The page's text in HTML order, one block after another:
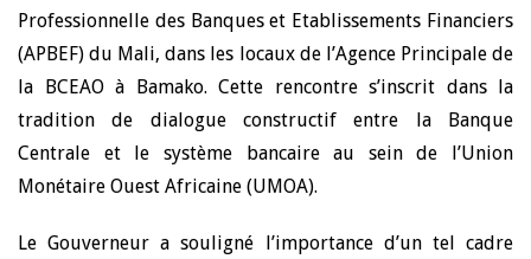
Professionnelle des Banques et Etablissements Financiers
(APBEF) du Mali, dans les locaux de l’Agence Principale de
la BCEAO à Bamako. Cette rencontre s’inscrit dans la
tradition de dialogue constructif entre la Banque
Centrale et le système bancaire au sein de l’Union
Monétaire Ouest Africaine (UMOA).
Le Gouverneur a souligné l’importance d’un tel cadre